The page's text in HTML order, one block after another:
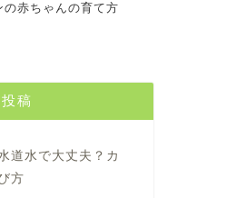
の赤ちゃんの育て方
稿
道水で大丈夫？カ
方